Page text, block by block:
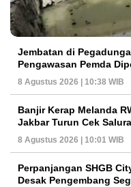
Jembatan di
Pengawasan Pemda
8 Agustus 2026 | 10:38 WIB
Banjir Kerap Melanda
Jakbar Turun Cek
8 Agustus 2026 | 10:01 WIB
Perpanjangan SHGB
Desak Pengembang